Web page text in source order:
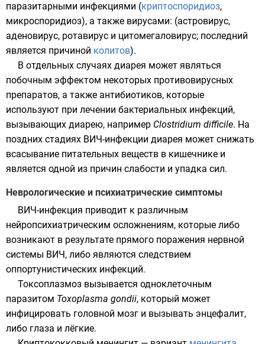
паразитарными инфекциями (криптоспоридиоз,
микроспоридиоз), а также вирусами: (астровирус,
аденовирус, ротавирус и цитомегаловирус; последний
является причиной колитов).
В отдельных случаях диарея может являться
побочным эффектом некоторых противовирусных
препаратов, а также антибиотиков, которые
используют при лечении бактериальных инфекций,
вызывающих диарею, например Clostridium difficile. На
поздних стадиях ВИЧ-инфекции диарея может снижать
всасывание питательных веществ в кишечнике и
является одной из причин слабости и упадка сил.
Неврологические и психиатрические симптомы
ВИЧ-инфекция приводит к различным
нейропсихиатрическим осложнениям, которые либо
возникают в результате прямого поражения нервной
системы ВИЧ, либо являются следствием
оппортунистических инфекций.
Токсоплазмоз вызывается одноклеточным
паразитом Toxoplasma gondii, который может
инфицировать головной мозг и вызывать энцефалит,
либо глаза и лёгкие.